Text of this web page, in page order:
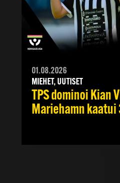
01.08.2026
MIEHET, UUTISET
TPS dominoi Kian
Mariehamn kaatui